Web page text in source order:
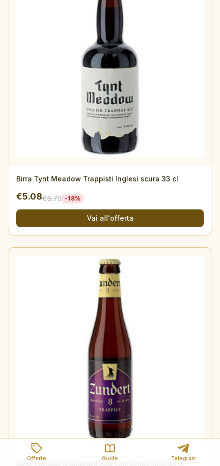
Birra Tynt Meadow Trappisti Inglesi scura 33 cl
€5.08€6.70 -18%
Vai all'offerta
Birra Zundert 8 ambrata alta fermentazione 33 cl
Offerte Guide Telegram